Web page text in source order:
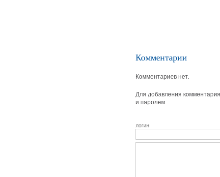
Комментарии
Комментариев нет.
Для добавления
и паролем.
логин